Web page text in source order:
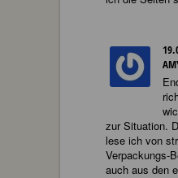
zur Situation.
lese ich von
Verpackungs-
auch aus den